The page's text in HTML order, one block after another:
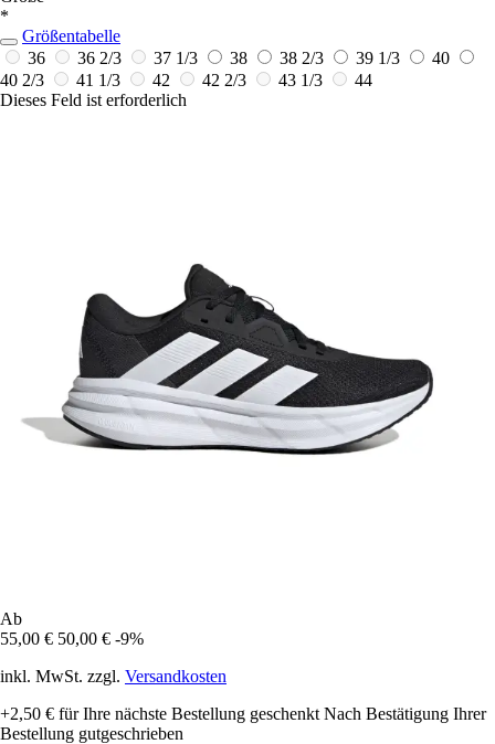
*
Größentabelle
36
36 2/3 37 1/3 38 38 2/3 39 1/3
40
40 2/3
41 1/3 42 42 2/3 43 1/3
44
Dieses Feld ist erforderlich
Ab
55,00 € 50,00 € -9%
inkl. MwSt. zzgl. Versandkosten
+2,50 € für Ihre nächste Bestellung geschenkt Nach Bestätigung Ihrer
Bestellung gutgeschrieben